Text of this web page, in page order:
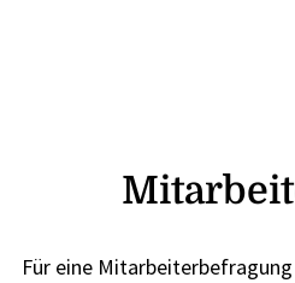
Für eine